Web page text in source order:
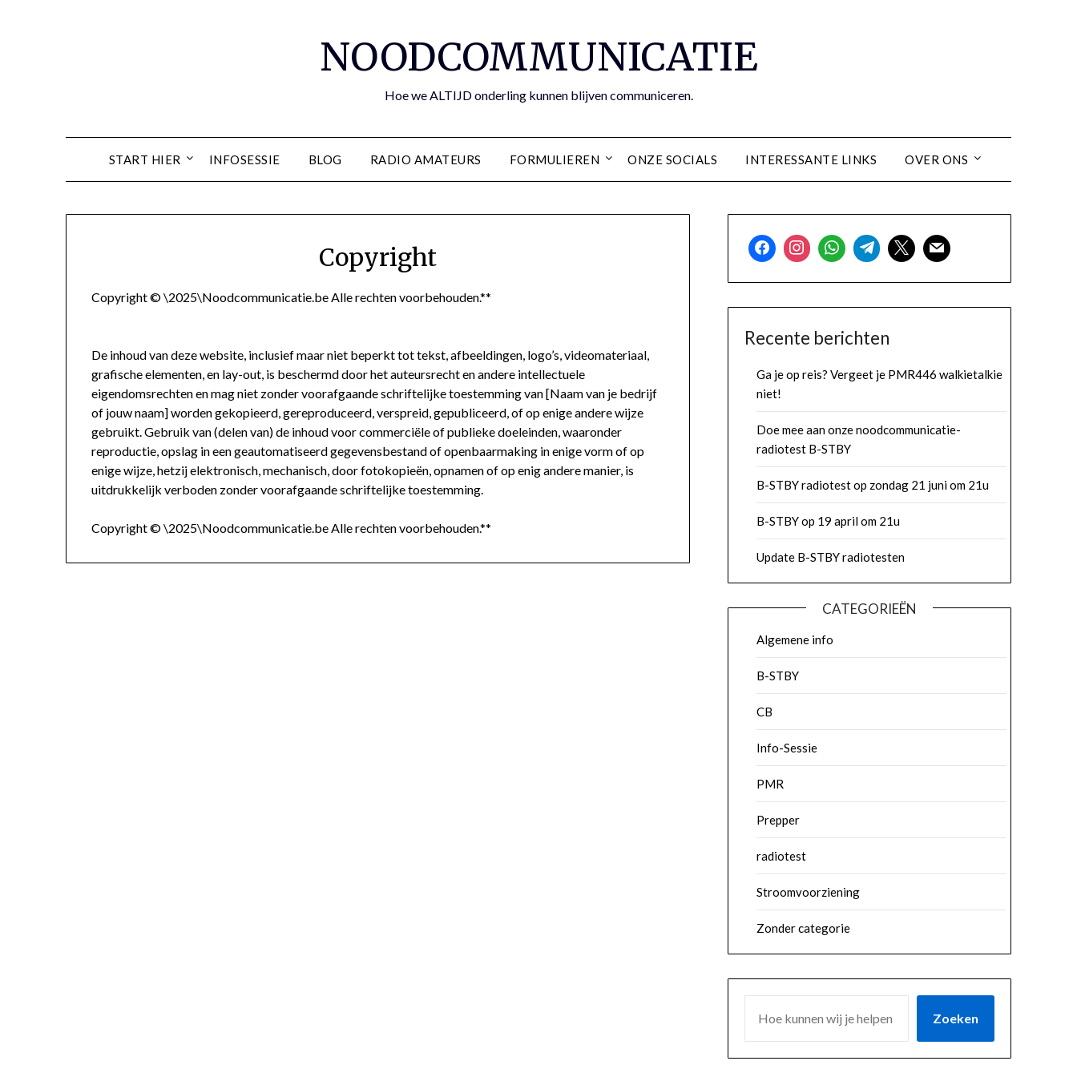
NOODCOMMUNICATIE
Hoe we ALTIJD onderling kunnen blijven communiceren.
START HIER INFOSESSIE BLOG RADIO AMATEURS FORMULIEREN ONZE SOCIALS INTERESSANTE LINKS OVER ONS
Copyright
Copyright © \2025\Noodcommunicatie.be Alle rechten voorbehouden.**
De inhoud van deze website, inclusief maar niet beperkt tot tekst, afbeeldingen, logo’s, videomateriaal,
grafische elementen, en lay-out, is beschermd door het auteursrecht en andere intellectuele
eigendomsrechten en mag niet zonder voorafgaande schriftelijke toestemming van [Naam van je bedrijf
of jouw naam] worden gekopieerd, gereproduceerd, verspreid, gepubliceerd, of op enige andere wijze
gebruikt. Gebruik van (delen van) de inhoud voor commerciële of publieke doeleinden, waaronder
reproductie, opslag in een geautomatiseerd gegevensbestand of openbaarmaking in enige vorm of op
enige wijze, hetzij elektronisch, mechanisch, door fotokopieën, opnamen of op enig andere manier, is
uitdrukkelijk verboden zonder voorafgaande schriftelijke toestemming.
Copyright © \2025\Noodcommunicatie.be Alle rechten voorbehouden.**
Recente berichten
Ga je op reis? Vergeet je PMR446 walkietalkie
niet!
Doe mee aan onze noodcommunicatie-
radiotest B-STBY
B-STBY radiotest op zondag 21 juni om 21u
B-STBY op 19 april om 21u
Update B-STBY radiotesten
CATEGORIEËN
Algemene info
B-STBY
CB
Info-Sessie
PMR
Prepper
radiotest
Stroomvoorziening
Zonder categorie
Zoeken